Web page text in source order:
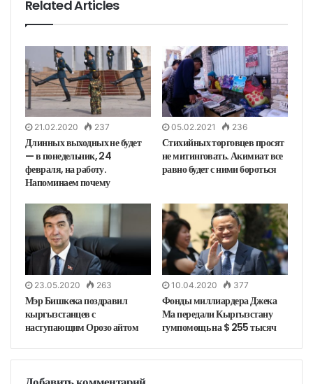
Related Articles
21.02.2020 237
Длинных выходных не будет
— в понедельник, 24
февраля, на работу.
Напоминаем почему
05.02.2021 236
Стихийных торговцев просят
не митинговать. Акимиат все
равно будет с ними бороться
23.05.2020 263
Мэр Бишкека поздравил
кыргызстанцев с
наступающим Орозо айтом
10.04.2020 377
Фонды миллиардера Джека
Ма передали Кыргызстану
гумпомощь на $ 255 тысяч